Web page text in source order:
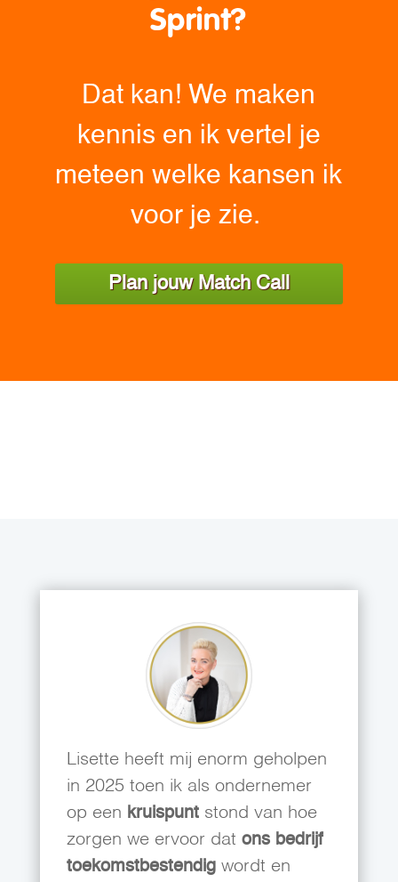
Sprint?
Dat kan! We maken
kennis en ik vertel je
meteen welke kansen ik
voor je zie.
Plan jouw Match Call
Lisette heeft mij enorm geholpen
in 2025 toen ik als ondernemer
op een kruispuntstond van hoe
zorgen we ervoor dat ons bedrijf
toekomstbestendig wordt en